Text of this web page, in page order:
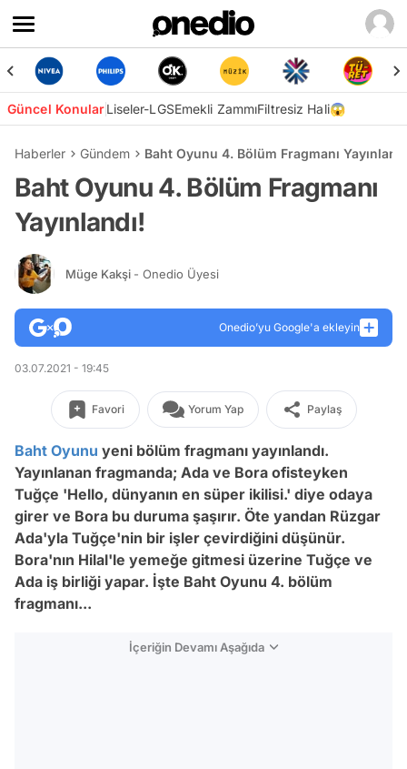
Güncel KonularLiseler-LGSEmekli ZammıFiltresiz Hali😱
Haberler Gündem Baht Oyunu 4. Bölüm Fragmanı
Baht Oyunu 4. Bölüm Fragmanı
Yayınlandı!
Müge Kakşi - Onedio Üyesi
Onedio’yu Google'a ekleyin
03.07.2021 - 19:45
Favori Yorum Yap Paylaş
Baht Oyunu yeni bölüm fragmanı yayınlandı.
Yayınlanan fragmanda; Ada ve Bora ofisteyken
Tuğçe 'Hello, dünyanın en süper ikilisi.' diye odaya
girer ve Bora bu duruma şaşırır. Öte yandan Rüzgar
Ada'yla Tuğçe'nin bir işler çevirdiğini düşünür.
Bora'nın Hilal'le yemeğe gitmesi üzerine Tuğçe ve
Ada iş birliği yapar. İşte Baht Oyunu 4. bölüm
fragmanı...
İçeriğin Devamı Aşağıda